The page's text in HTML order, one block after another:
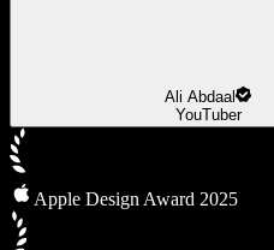
Ali Abdaal
YouTuber
Apple Design Award 2025